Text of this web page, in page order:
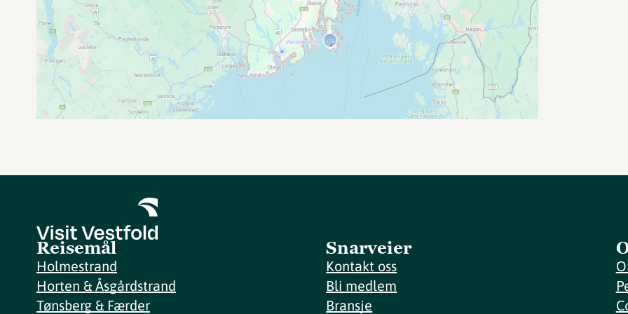
Reisemål
Holmestrand
Horten & Åsgårdstrand
Tønsberg & Færder
Snarveier
Kontakt oss
Bli medlem
Bransje